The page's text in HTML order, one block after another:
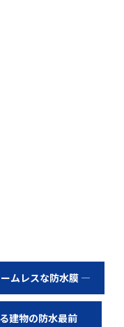
ムレスな防水膜 ―
建物の防水最前